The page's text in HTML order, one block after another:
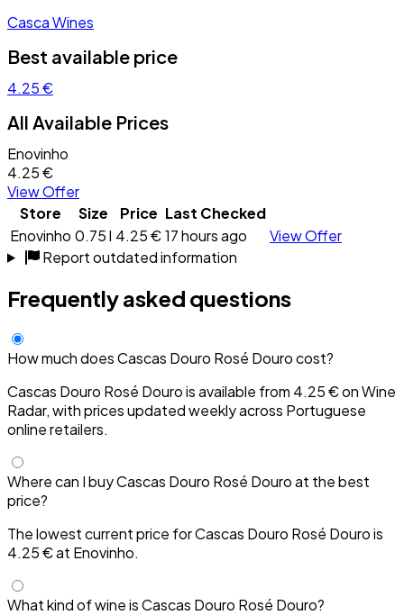
Casca Wines
Best available price
4.25 €
All Available Prices
Enovinho
4.25 €
View Offer
Store
Size Price Last Checked
Enovinho 0.75 l 4.25 €17 hours ago
View Offer
Report outdated information
Frequently asked questions
How much does Cascas Douro Rosé Douro cost?
Cascas Douro Rosé Douro is available from 4.25 € on Wine
Radar, with prices updated weekly across Portuguese
online retailers.
Where can I buy Cascas Douro Rosé Douro at the best
price?
The lowest current price for Cascas Douro Rosé Douro is
4.25 € at Enovinho.
What kind of wine is Cascas Douro Rosé Douro?